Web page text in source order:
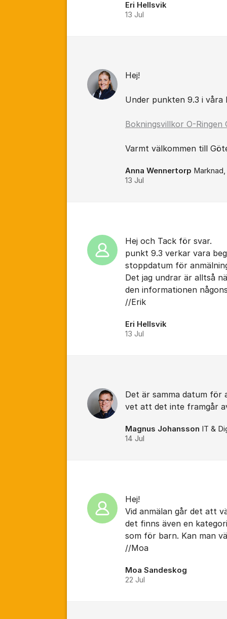
Eri Hellsvik
13 Jul
Hej!
Under punkten 9.3 i
Bokningsvillkor O-
Varmt välkommen till
Anna Wennertorp
13 Jul
Hej och Tack för svar.
punkt 9.3 verkar vara
stoppdatum för
Det jag undrar är alltså
den informationen
//Erik
Eri Hellsvik
13 Jul
Det är samma datum för
vet att det inte framgår
Magnus Johansson IT &
14 Jul
Hej!
Vid anmälan går det att
det finns även en
som för barn. Kan man
//Moa
Moa Sandeskog
22 Jul